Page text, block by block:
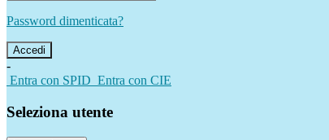
Password dimenticata?
-
Entra con SPID Entra con CIE
Seleziona utente